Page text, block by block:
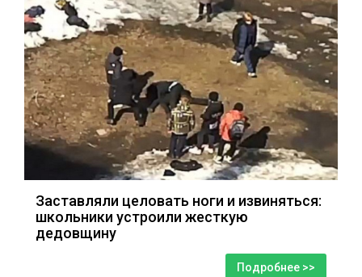
Заставляли целовать ноги и извиняться:
школьники устроили жесткую
дедовщину
Подробнее >>